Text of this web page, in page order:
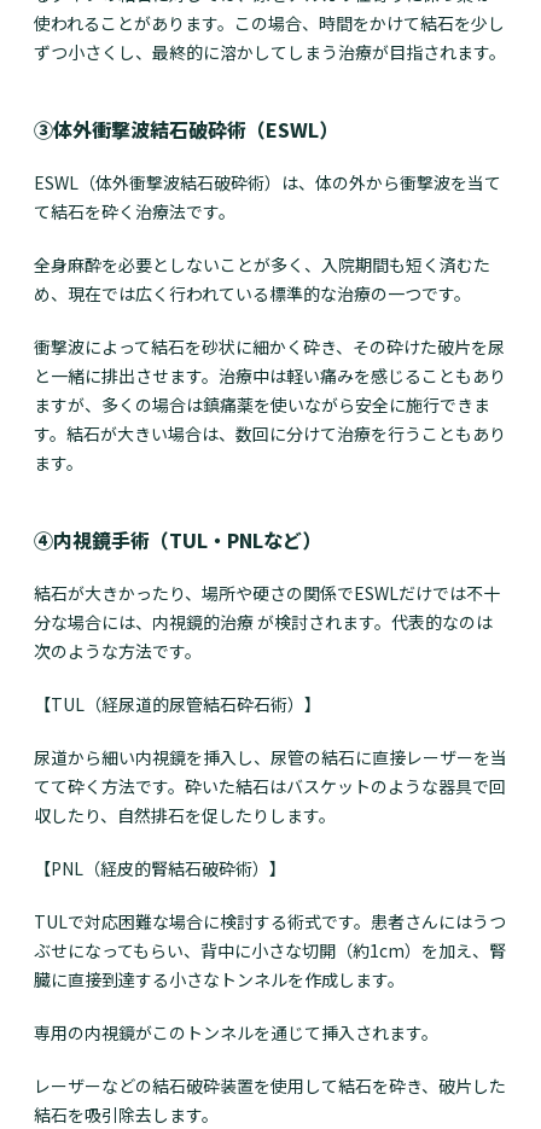
使われることがあります。この場合、時間をかけて結石を少し
ずつ小さくし、最終的に溶かしてしまう治療が目指されます。
③体外衝撃波結石破砕術（ESWL）
ESWL（体外衝撃波結石破砕術）は、体の外から衝撃波を当て
て結石を砕く治療法です。
全身麻酔を必要としないことが多く、入院期間も短く済むた
め、現在では広く行われている標準的な治療の一つです。
衝撃波によって結石を砂状に細かく砕き、その砕けた破片を尿
と一緒に排出させます。治療中は軽い痛みを感じることもあり
ますが、多くの場合は鎮痛薬を使いながら安全に施行できま
す。結石が大きい場合は、数回に分けて治療を行うこともあり
ます。
④内視鏡手術（TUL・PNLなど）
結石が大きかったり、場所や硬さの関係でESWLだけでは不十
分な場合には、内視鏡的治療 が検討されます。代表的なのは
次のような方法です。
【TUL（経尿道的尿管結石砕石術）】
尿道から細い内視鏡を挿入し、尿管の結石に直接レーザーを当
てて砕く方法です。砕いた結石はバスケットのような器具で回
収したり、自然排石を促したりします。
【PNL（経皮的腎結石破砕術）】
TULで対応困難な場合に検討する術式です。患者さんにはうつ
ぶせになってもらい、背中に小さな切開（約1cm）を加え、腎
臓に直接到達する小さなトンネルを作成します。
専用の内視鏡がこのトンネルを通じて挿入されます。
レーザーなどの結石破砕装置を使用して結石を砕き、破片した
結石を吸引除去します。